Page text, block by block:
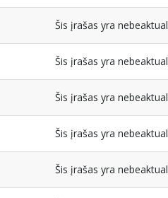
Šis įrašas yra
Šis įrašas yra
Šis įrašas yra
Šis įrašas yra
Šis įrašas yra